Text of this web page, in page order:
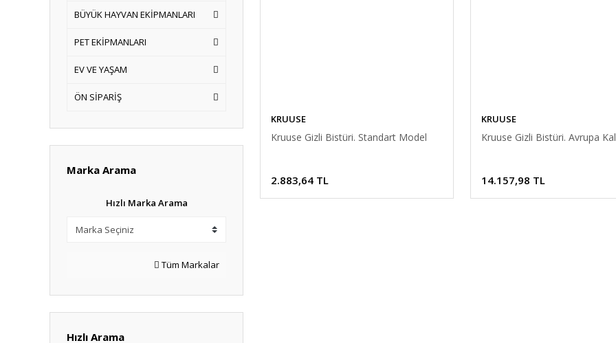
BÜYÜK HAYVAN EKİPMANLARI
PET EKİPMANLARI
EV VE YAŞAM
ÖN SİPARİŞ
Marka Arama
Hızlı Marka Arama
Tüm Markalar
Hızlı Arama
KRUUSE
Kruuse Gizli Bistüri. Standart Model
2.883,64 TL
KRUUSE
Kruuse Gizli Bistüri. Avrupa
14.157,98 TL